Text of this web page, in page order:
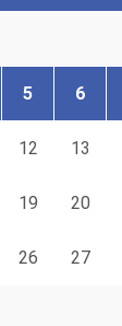
5 6
12 13
19 20
26 27